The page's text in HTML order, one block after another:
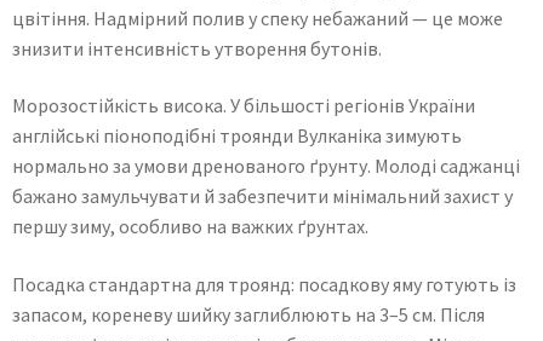
цвітіння. Надмірний полив у спеку небажаний — це може
знизити інтенсивність утворення бутонів.
Морозостійкість висока. У більшості регіонів України
англійські піоноподібні троянди Вулканіка зимують
нормально за умови дренованого ґрунту. Молоді саджанці
бажано замульчувати й забезпечити мінімальний захист у
першу зиму, особливо на важких ґрунтах.
Посадка стандартна для троянд: посадкову яму готують із
запасом, кореневу шийку заглиблюють на 3–5 см. Після